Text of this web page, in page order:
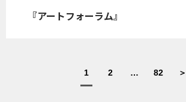
『アートフォーラム』
1 2 … 82 ＞